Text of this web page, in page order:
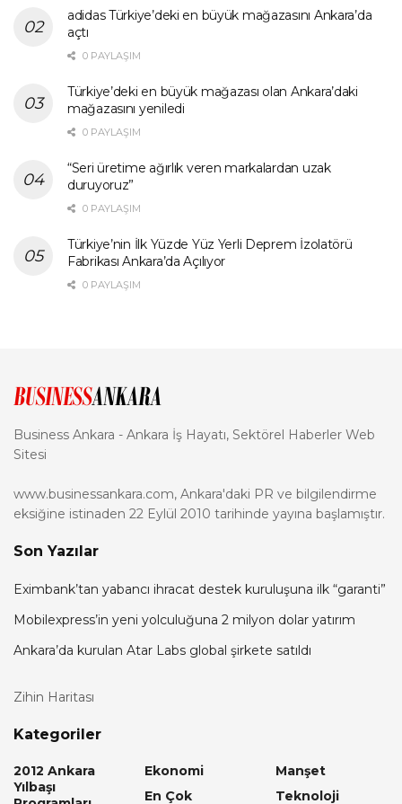
adidas Türkiye’deki en büyük mağazasını Ankara’da
açtı
0 PAYLAŞIM
Türkiye’deki en büyük mağazası olan Ankara’daki
mağazasını yeniledi
0 PAYLAŞIM
“Seri üretime ağırlık veren markalardan uzak
duruyoruz”
0 PAYLAŞIM
Türkiye’nin İlk Yüzde Yüz Yerli Deprem İzolatörü
Fabrikası Ankara’da Açılıyor
0 PAYLAŞIM
Business Ankara - Ankara İş Hayatı, Sektörel Haberler Web
Sitesi
www.businessankara.com, Ankara'daki PR ve bilgilendirme
eksiğine istinaden 22 Eylül 2010 tarihinde yayına başlamıştır.
Son Yazılar
Eximbank’tan yabancı ihracat destek kuruluşuna ilk “garanti”
Mobilexpress’in yeni yolculuğuna 2 milyon dolar yatırım
Ankara’da kurulan Atar Labs global şirkete satıldı
Zihin Haritası
Kategoriler
2012 Ankara
Yılbaşı
Ekonomi
En Çok
Manşet
Teknoloji